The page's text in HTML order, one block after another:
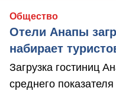
Общество
Отели Анапы
набирает
Загрузка гостиниц
среднего